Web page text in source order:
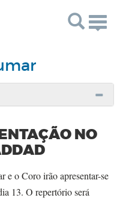
NO
e o Coro irão apresentar-se
13. O repertório será